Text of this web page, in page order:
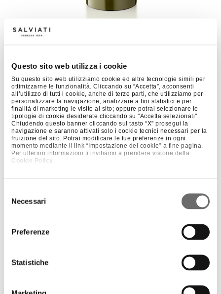
Questo sito web utilizza i cookie
Su questo sito web utilizziamo cookie ed altre tecnologie simili per
ottimizzarne le funzionalità. Cliccando su “Accetta”, acconsenti
all’utilizzo di tutti i cookie, anche di terze parti, che utilizziamo per
personalizzare la navigazione, analizzare a fini statistici e per
finalità di marketing le visite al sito; oppure potrai selezionare le
tipologie di cookie desiderate cliccando su "Accetta selezionati".
Chiudendo questo banner cliccando sul tasto “X” prosegui la
navigazione e saranno attivati solo i cookie tecnici necessari per la
fruizione del sito. Potrai modificare le tue preferenze in ogni
momento mediante il link “Impostazione dei cookie” a fine pagina.
Per ulteriori informazioni ti invitiamo a prendere visione della
Cookie Policy
delNecessari
Preferenze
Statistiche
PROFILI – DAISY – MEDIUM